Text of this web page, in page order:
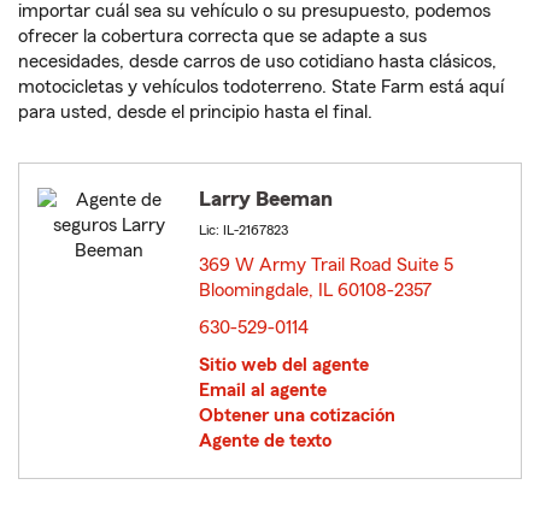
importar cuál sea su vehículo o su presupuesto, podemos
ofrecer la cobertura correcta que se adapte a sus
necesidades, desde carros de uso cotidiano hasta clásicos,
motocicletas y vehículos todoterreno. State Farm está aquí
para usted, desde el principio hasta el final.
Larry Beeman
Lic: IL-2167823
369 W Army Trail Road Suite 5
Bloomingdale, IL 60108-2357
630-529-0114
Sitio web del agente
Email al agente
Obtener una cotización
Agente de texto